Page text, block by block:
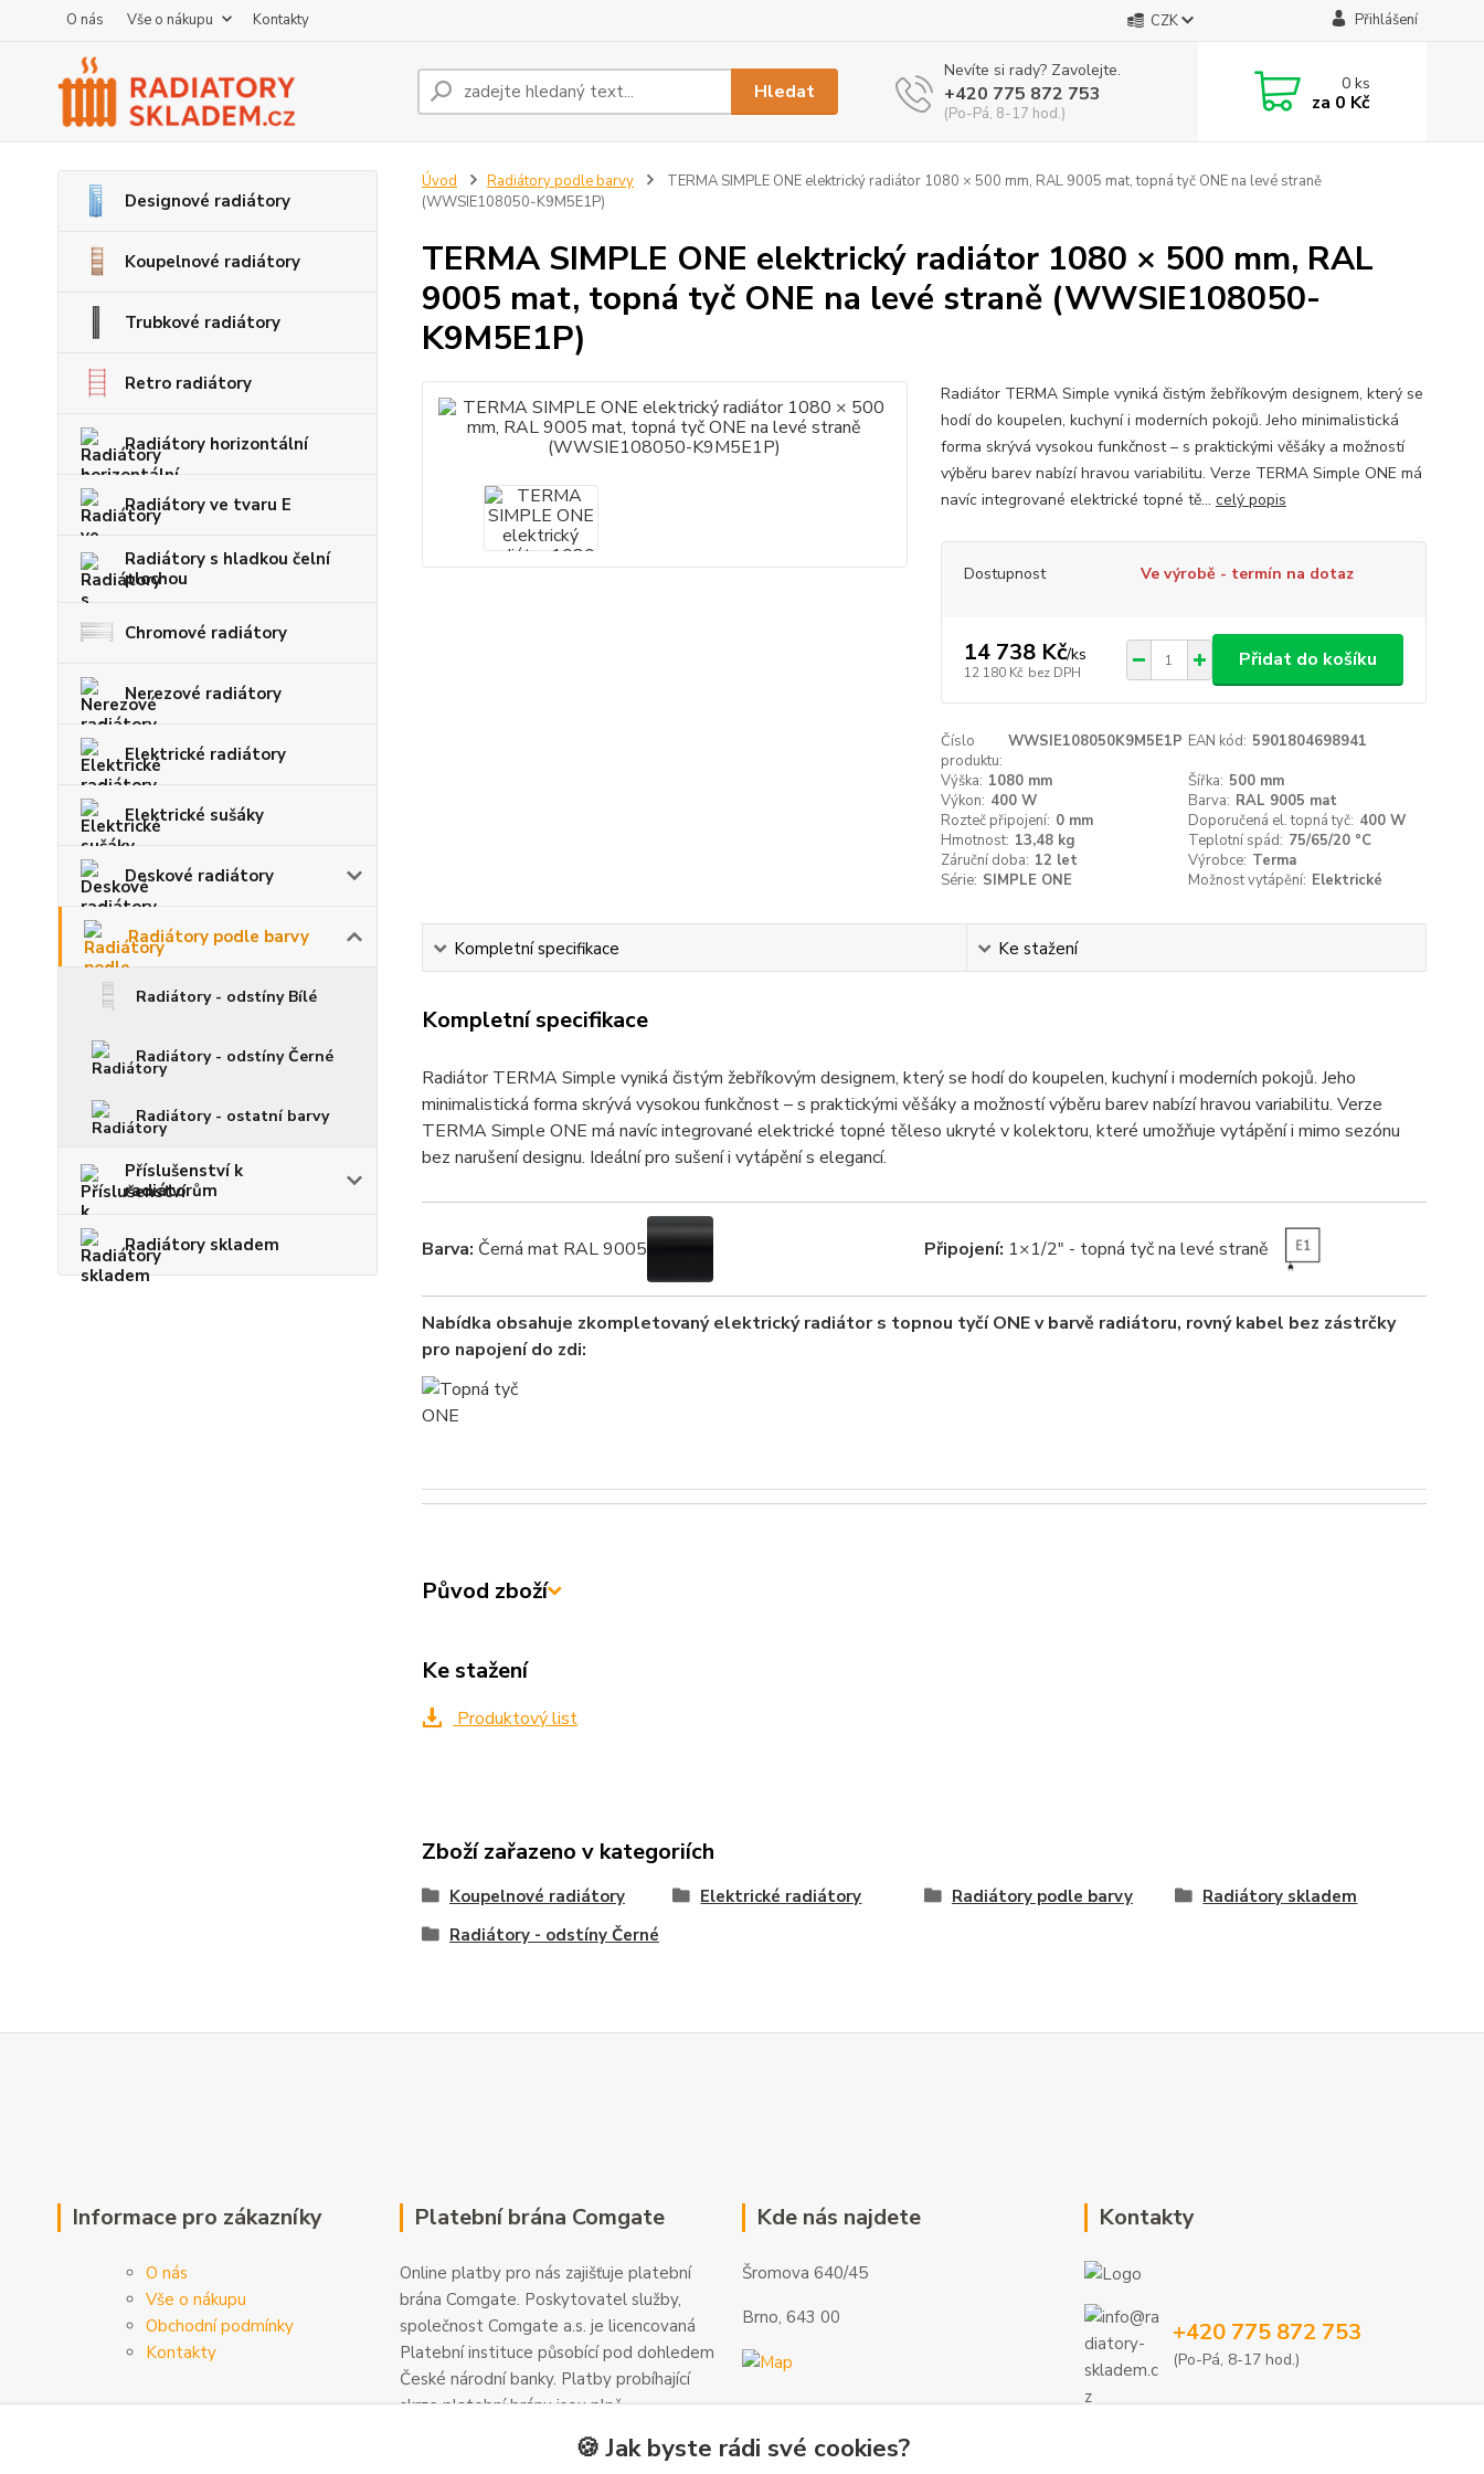
O nás Vše o nákupu Kontakty CZK Přihlášení
Hledat
Nevíte si rady? Zavolejte.
+420 775 872 753
(Po-Pá, 8-17 hod.)
0ks
za 0 Kč
Designové radiátory
Koupelnové radiátory
Trubkové radiátory
Retro radiátory
Radiátory horizontální
Radiátory ve tvaru E
Radiátory s hladkou čelní
plochou
Chromové radiátory
Nerezové radiátory
Elektrické radiátory
Elektrické sušáky
Deskové radiátory
Radiátory podle barvy
Radiátory - odstíny Bílé
Radiátory - odstíny Černé
Radiátory - ostatní barvy
Příslušenství k
radiátorům
Radiátory skladem
Úvod Radiátory podle barvy
TERMA SIMPLE ONE elektrický radiátor 1080 × 500 mm, RAL 9005 mat, topná tyč ONE na levé straně
(WWSIE108050-K9M5E1P)
TERMA SIMPLE ONE elektrický radiátor 1080 × 500 mm, RAL
9005 mat, topná tyč ONE na levé straně (WWSIE108050-
K9M5E1P)
Radiátor TERMA Simple vyniká čistým žebříkovým designem, který se
hodí do koupelen, kuchyní i moderních pokojů. Jeho minimalistická
forma skrývá vysokou funkčnost – s praktickými věšáky a možností
výběru barev nabízí hravou variabilitu. Verze TERMA Simple ONE má
navíc integrované elektrické topné tě... celý popis
Dostupnost Ve výrobě - termín na dotaz
14 738 Kč/ks
12 180 Kč bez DPH
Přidat do košíku
Číslo
produktu:
WWSIE108050K9M5E1P EAN kód: 5901804698941
Výška: 1080 mm Šířka: 500 mm
Výkon: 400 W Barva: RAL 9005 mat
Rozteč připojení: 0 mm Doporučená el. topná tyč: 400 W
Hmotnost: 13,48 kg Teplotní spád: 75/65/20 °C
Záruční doba: 12 let Výrobce: Terma
Série: SIMPLE ONE Možnost vytápění: Elektrické
Kompletní specifikace Ke stažení
Kompletní specifikace
Radiátor TERMA Simple vyniká čistým žebříkovým designem, který se hodí do koupelen, kuchyní i moderních pokojů. Jeho
minimalistická forma skrývá vysokou funkčnost – s praktickými věšáky a možností výběru barev nabízí hravou variabilitu. Verze
TERMA Simple ONE má navíc integrované elektrické topné těleso ukryté v kolektoru, které umožňuje vytápění i mimo sezónu
bez narušení designu. Ideální pro sušení i vytápění s elegancí.
Barva: Černá mat RAL 9005 Připojení: 1×1/2" - topná tyč na levé straně
Nabídka obsahuje zkompletovaný elektrický radiátor s topnou tyčí ONE v barvě radiátoru, rovný kabel bez zástrčky
pro napojení do zdi:
Původ zboží
Ke stažení
Produktový list
Zboží zařazeno v kategoriích
Koupelnové radiátory Elektrické radiátory Radiátory podle barvy
Radiátory skladem
Radiátory - odstíny Černé
Informace pro zákazníky
O nás
Vše o nákupu
Obchodní podmínky
Kontakty
Platební brána Comgate
Online platby pro nás zajišťuje platební
brána Comgate. Poskytovatel služby,
společnost Comgate a.s. je licencovaná
Platební instituce působící pod dohledem
České národní banky. Platby probíhající
skrze platební bránu jsou plně
zabezpečeny a veškeré informace jsou
šifrovány. Další informace a kontakty
Kde nás najdete
Šromova 640/45
Brno, 643 00
Kontakty
+420 775 872 753
(Po-Pá, 8-17 hod.)
🍪 Jak byste rádi své cookies?